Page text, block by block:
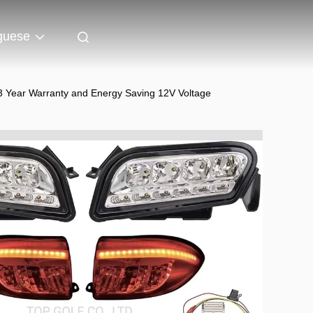
Warranty and Energy Saving 12V Voltage